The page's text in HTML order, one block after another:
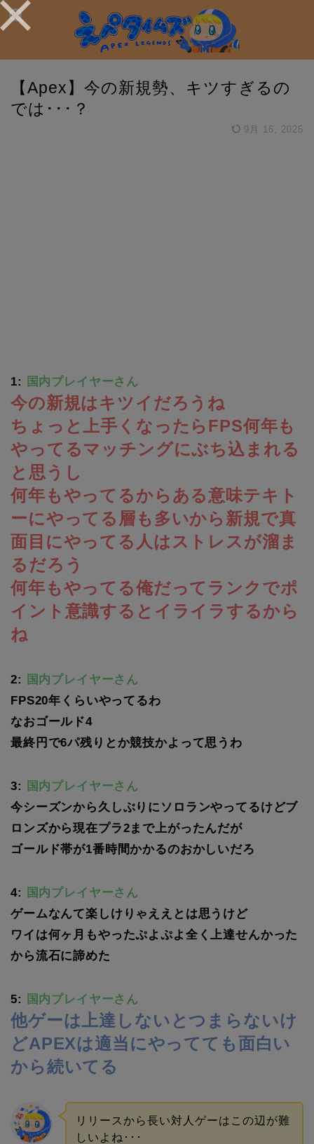
【Apex】今の新規勢、キツすぎるの
では･･･？
9月 16, 2025
1: 国内プレイヤーさん
今の新規はキツイだろうね
ちょっと上手くなったらFPS何年も
やってるマッチングにぶち込まれる
と思うし
何年もやってるからある意味テキト
ーにやってる層も多いから新規で真
面目にやってる人はストレスが溜ま
るだろう
何年もやってる俺だってランクでポ
イント意識するとイライラするから
ね
2:
国内プレイヤーさん
FPS20年くらいやってるわ
なおゴールド4
最終円で6パ残りとか競技かよって思うわ
3:
国内プレイヤーさん
今シーズンから久しぶりにソロランやってるけどブ
ロンズから現在プラ2まで上がったんだが
ゴールド帯が1番時間かかるのおかしいだろ
4:
国内プレイヤーさん
ゲームなんて楽しけりゃええとは思うけど
ワイは何ヶ月もやったぷよぷよ全く上達せんかった
から流石に諦めた
5: 国内プレイヤーさん
他ゲーは上達しないとつまらないけ
どAPEXは適当にやってても面白い
から続いてる
リリースから長い対人ゲーはこの辺が難
しいよね･･･